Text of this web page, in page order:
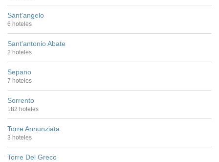
Sant'angelo
6 hoteles
Sant'antonio Abate
2 hoteles
Sepano
7 hoteles
Sorrento
182 hoteles
Torre Annunziata
3 hoteles
Torre Del Greco